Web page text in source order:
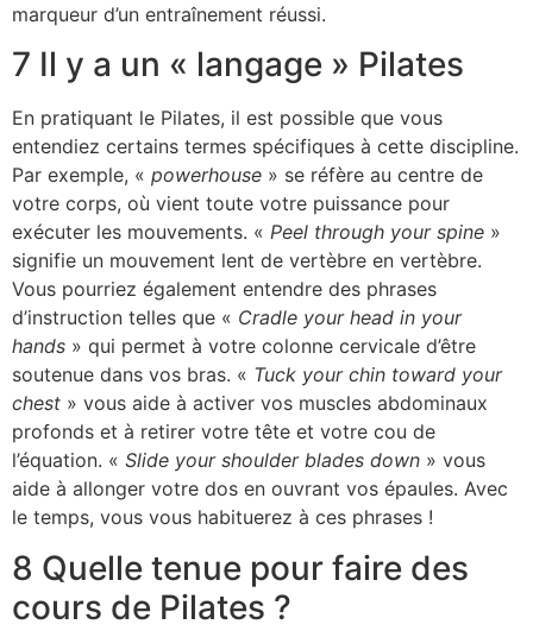
marqueur d’un entraînement réussi.
7 Il y a un « langage » Pilates
En pratiquant le Pilates, il est possible que vous
entendiez certains termes spécifiques à cette discipline.
Par exemple, « powerhouse » se réfère au centre de
votre corps, où vient toute votre puissance pour
exécuter les mouvements. « Peel through your spine »
signifie un mouvement lent de vertèbre en vertèbre.
Vous pourriez également entendre des phrases
d’instruction telles que « Cradle your head in your
hands » qui permet à votre colonne cervicale d’être
soutenue dans vos bras. « Tuck your chin toward your
chest » vous aide à activer vos muscles abdominaux
profonds et à retirer votre tête et votre cou de
l’équation. « Slide your shoulder blades down » vous
aide à allonger votre dos en ouvrant vos épaules. Avec
le temps, vous vous habituerez à ces phrases !
8 Quelle tenue pour faire des
cours de Pilates ?